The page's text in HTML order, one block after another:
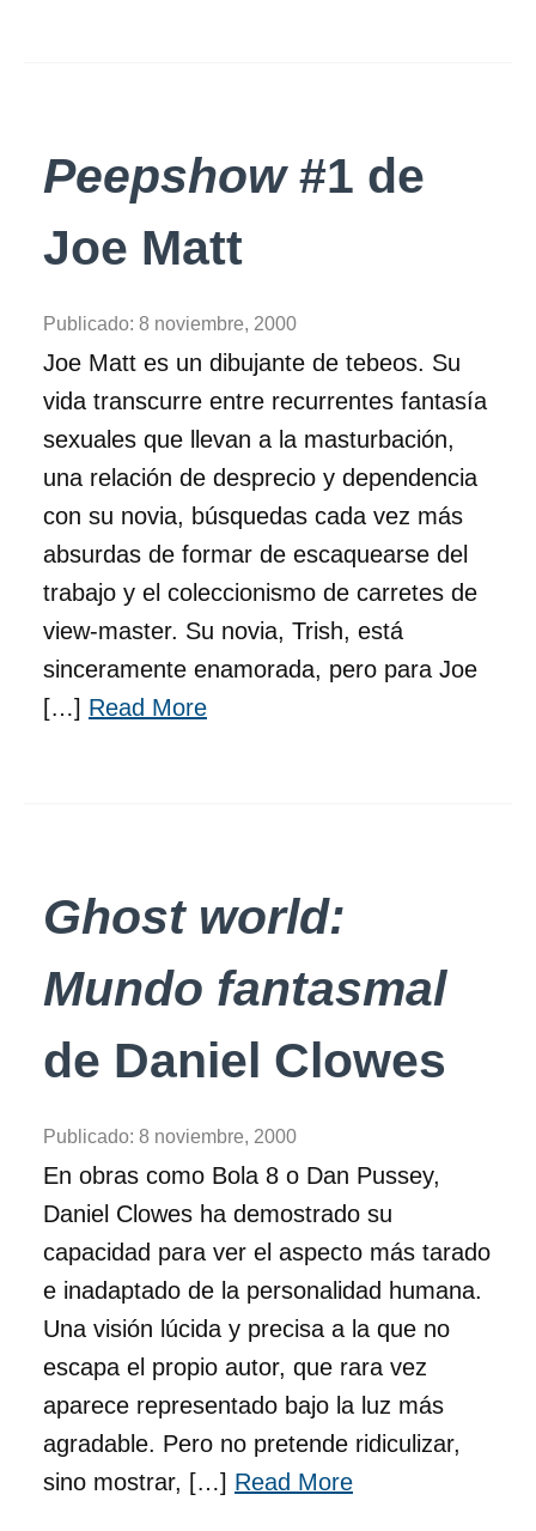
Peepshow#1 de
Joe Matt
Publicado: 8 noviembre, 2000
Joe Matt es un dibujante de tebeos. Su
vida transcurre entre recurrentes fantasía
sexuales que llevan a la masturbación,
una relación de desprecio y dependencia
con su novia, búsquedas cada vez más
absurdas de formar de escaquearse del
trabajo y el coleccionismo de carretes de
view-master. Su novia, Trish, está
sinceramente enamorada, pero para Joe
[…] Read More
Ghost world:
Mundo fantasmal
de Daniel Clowes
Publicado: 8 noviembre, 2000
En obras como Bola 8 o Dan Pussey,
Daniel Clowes ha demostrado su
capacidad para ver el aspecto más tarado
e inadaptado de la personalidad humana.
Una visión lúcida y precisa a la que no
escapa el propio autor, que rara vez
aparece representado bajo la luz más
agradable. Pero no pretende ridiculizar,
sino mostrar, […] Read More